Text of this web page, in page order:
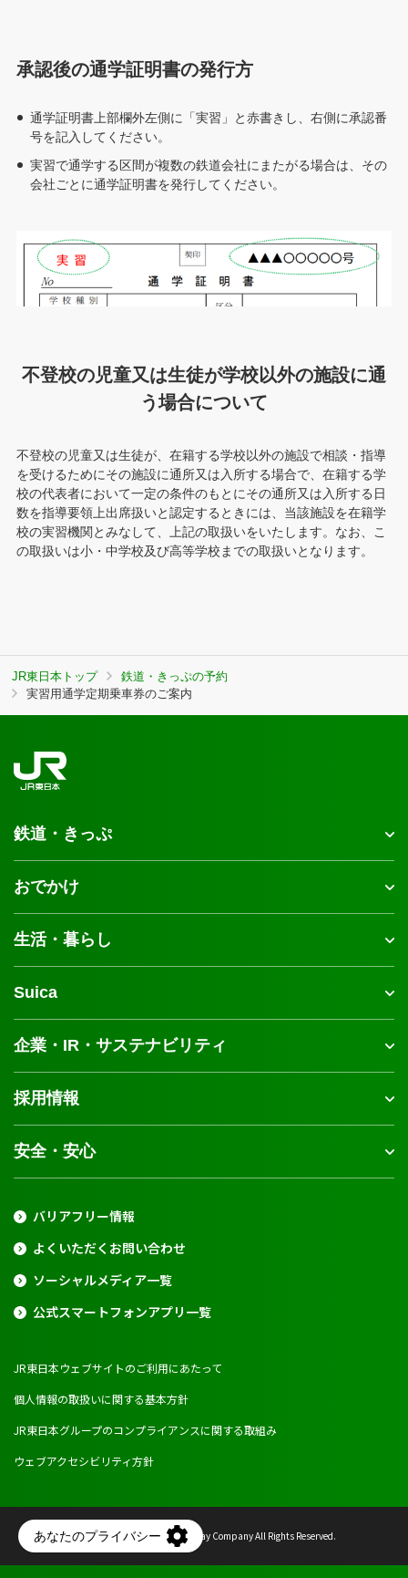
承認後の通学証明書の発行方
通学証明書上部欄外左側に「実習」と赤書きし、右側に承認番
号を記入してください。
実習で通学する区間が複数の鉄道会社にまたがる場合は、その
会社ごとに通学証明書を発行してください。
不登校の児童又は生徒が学校以外の施設に通
う場合について
不登校の児童又は生徒が、在籍する学校以外の施設で相談・指導
を受けるためにその施設に通所又は入所する場合で、在籍する学
校の代表者において一定の条件のもとにその通所又は入所する日
数を指導要領上出席扱いと認定するときには、当該施設を在籍学
校の実習機関とみなして、上記の取扱いをいたします。なお、こ
の取扱いは小・中学校及び高等学校までの取扱いとなります。
JR東日本トップ
鉄道・きっぷの予約
実習用通学定期乗車券のご案内
鉄道・きっぷ
おでかけ
生活・暮らし
Suica
企業・IR・サステナビリティ
採用情報
安全・安心
バリアフリー情報
よくいただくお問い合わせ
ソーシャルメディア一覧
公式スマートフォンアプリ一覧
JR東日本ウェブサイトのご利用にあたって
個人情報の取扱いに関する基本方針
JR東日本グループのコンプライアンスに関する取組み
ウェブアクセシビリティ方針
Copyright © East Japan Railway Company All Rights Reserved.